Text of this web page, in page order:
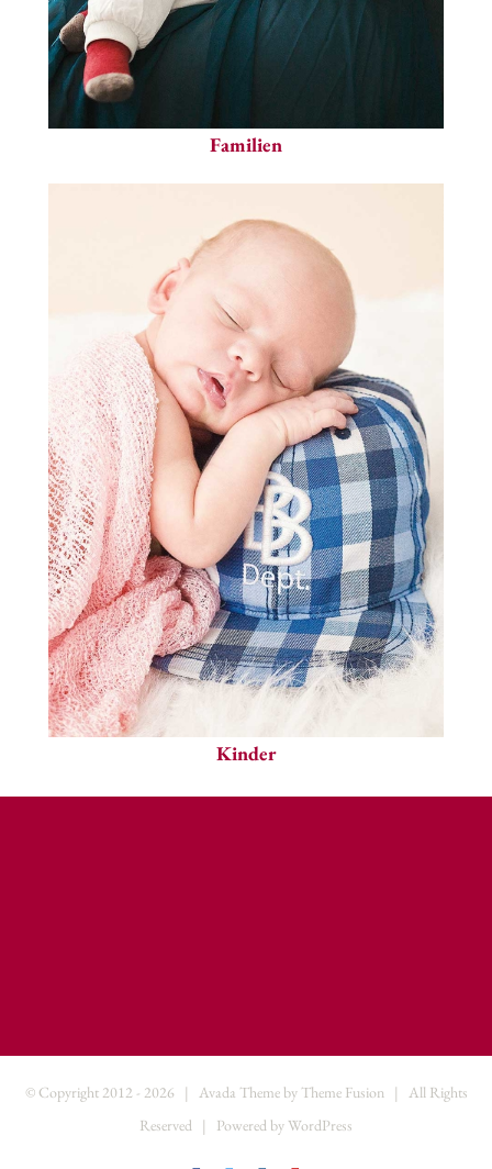
Familien
Kinder
© Copyright 2012 - 2026 | Avada Theme by Theme Fusion| All Rights
Reserved | Powered by WordPress